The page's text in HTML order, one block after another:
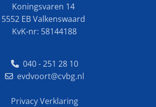
Koningsvaren 14
5552 EB Valkenswaard
KvK-nr: 58144188
040 - 251 28 10
evdvoort@cvbg.nl
Privacy Verklaring